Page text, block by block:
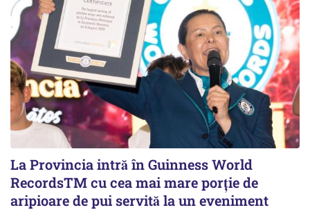
La Provincia intră în Guinness World
RecordsTM cu cea mai mare porție de
aripioare de pui servită la un eveniment